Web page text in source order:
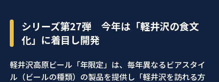
シリーズ第27弾 今年は「軽井沢の食文
化」に着目し開発
軽井沢高原ビール「年限定」は、毎年異なるビアスタイ
ル（ビールの種類）の製品を提供し「軽井沢を訪れる方